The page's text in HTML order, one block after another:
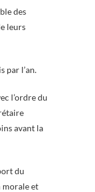
des
leurs
par l’an.
l’ordre du
avant la
du
et